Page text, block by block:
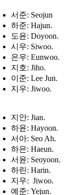
서준: Seojun
하준: Hajun.
도윤: Doyoon.
시우: Siwoo.
은우: Eunwoo.
지호: Jiho.
이준: Lee Jun.
지우: Jiwoo.
지안: Jian.
하윤: Hayoon.
서아: Seo Ah.
하은: Haeun.
서윤: Seoyoon.
하린: Harin.
지우: Jiwoo.
예준: Yejun.